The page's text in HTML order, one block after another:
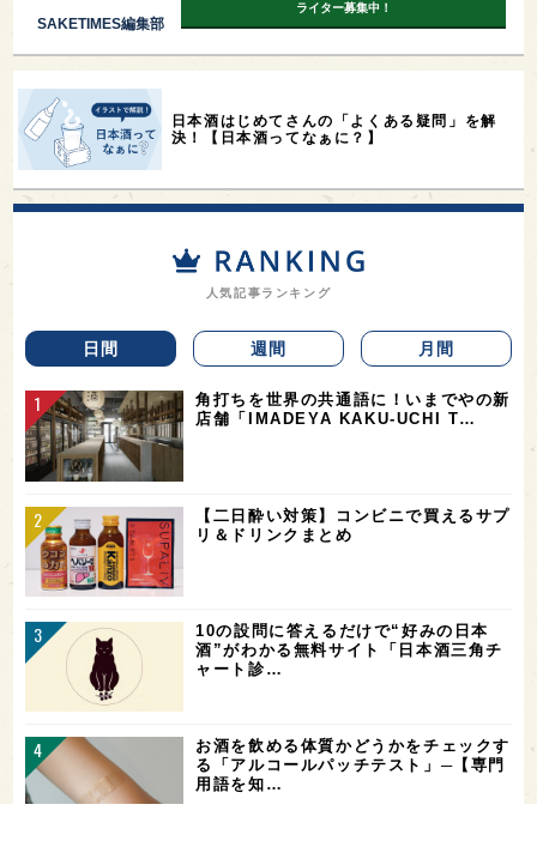
SAKETIMES編集部
ライター募集中！
日本酒はじめてさんの「よくある疑問」を解
決！【日本酒ってなぁに？】
人気記事ランキング
日間 週間 月間
角打ちを世界の共通語に！いまでやの新
店舗「IMADEYA KAKU-UCHI T…
【二日酔い対策】コンビニで買えるサプ
リ＆ドリンクまとめ
10の設問に答えるだけで“好みの日本
酒”がわかる無料サイト「日本酒三角チ
ャート診…
お酒を飲める体質かどうかをチェックす
る「アルコールパッチテスト」─【専門
用語を知…